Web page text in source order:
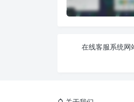
在线客服系统网